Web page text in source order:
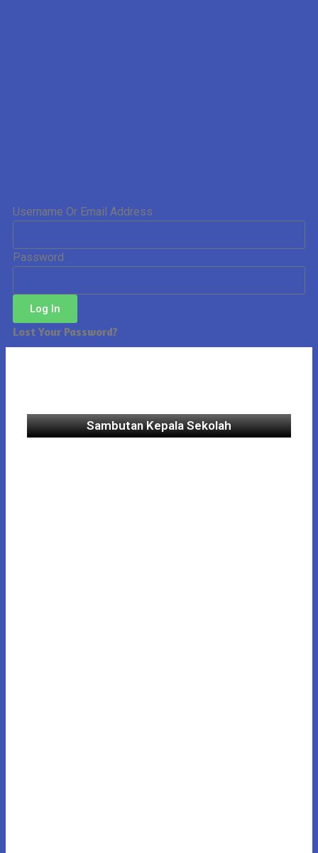
Username Or Email Address
Password
Log In
Lost Your Password?
Sambutan Kepala Sekolah